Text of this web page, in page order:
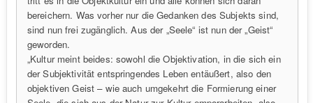
bereichern. Was vorher nur die Gedanken des Subjekts sind,
sind nun frei zugänglich. Aus der „Seele“ ist nun der „Geist“
geworden.
„Kultur meint beides: sowohl die Objektivation, in die sich ein
der Subjektivität entspringendes Leben entäußert, also den
objektiven Geist – wie auch umgekehrt die Formierung einer